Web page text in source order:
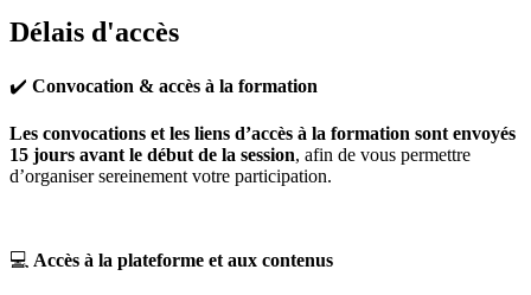
Délais d'accès
✔️ Convocation & accès à la formation
Les convocations et les liens d’accès à la formation sont envoyés
15 jours avant le début de la session, afin de vous permettre
d’organiser sereinement votre participation.
💻 Accès à la plateforme et aux contenus